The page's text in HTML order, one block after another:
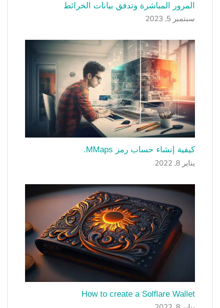
المرور المباشرة وتدفق بيانات الخرائط
سبتمبر 5, 2023
كيفية إنشاء حساب رمز MMaps.
يناير 8, 2022
How to create a Solflare Wallet